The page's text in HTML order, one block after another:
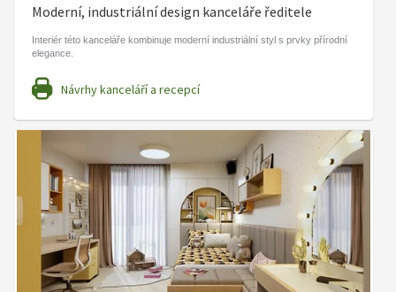
Moderní, industriální design kanceláře ředitele
Interiér této kanceláře kombinuje moderní industriální styl s prvky přírodní
elegance.
Návrhy kanceláří a recepcí